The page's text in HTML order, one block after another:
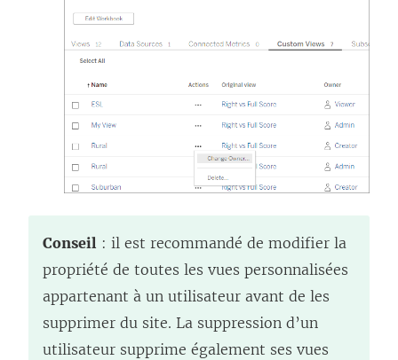
Conseil : il est recommandé de modifier la
propriété de toutes les vues personnalisées
appartenant à un utilisateur avant de les
supprimer du site. La suppression d’un
utilisateur supprime également ses vues